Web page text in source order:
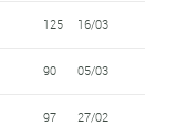
125 16/03
90 05/03
97 27/02